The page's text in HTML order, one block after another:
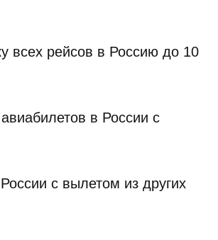
всех рейсов в Россию до 10
в России с
с вылетом из других